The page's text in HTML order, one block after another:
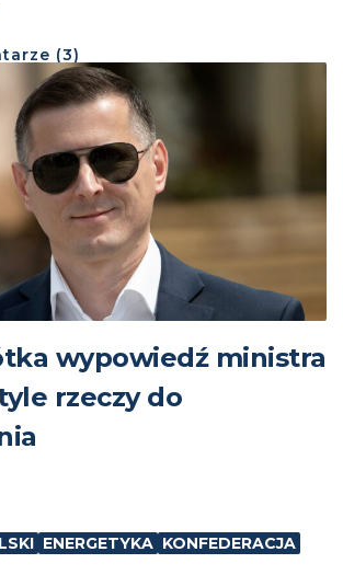
(3)
wypowiedź ministra
rzeczy do
ENERGETYKA KONFEDERACJA